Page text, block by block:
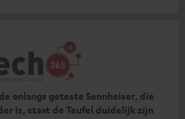
onlangs geteste Sennheiser, die
is, staat de Teufel duidelijk zijn